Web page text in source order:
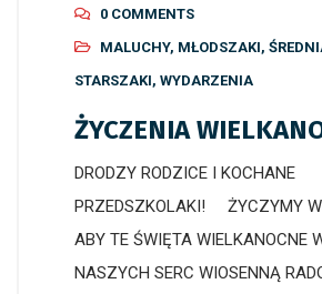
0 COMMENTS
MALUCHY, MŁODSZAKI,
STARSZAKI, WYDARZENIA
ŻYCZENIA
DRODZY RODZICE I KOCHANE
PRZEDSZKOLAKI! ŻYCZYMY
ABY TE ŚWIĘTA WIELKANOCNE
NASZYCH SERC WIOSENNĄ